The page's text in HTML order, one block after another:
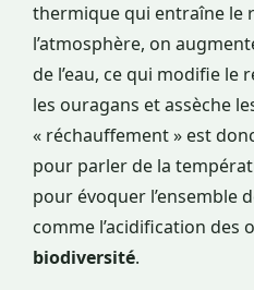
thermique qui entraîne le
l’atmosphère, on
de l’eau, ce qui modifie le
les ouragans et assèche
« réchauffement » est
pour parler de la
pour évoquer l’ensemble
comme l’acidification des
biodiversité.